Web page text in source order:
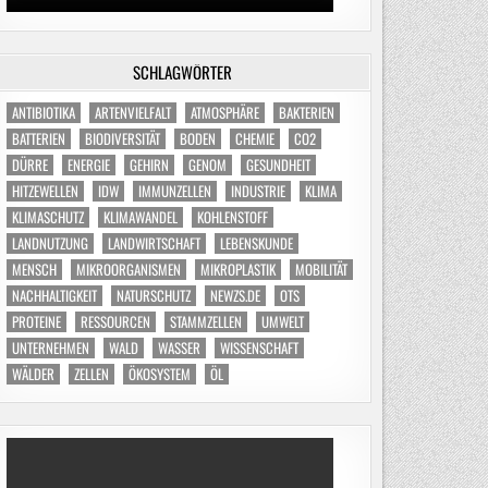
SCHLAGWÖRTER
ANTIBIOTIKA ARTENVIELFALT ATMOSPHÄRE
BAKTERIEN
BATTERIEN
BIODIVERSITÄT BODEN CHEMIE
CO2
DÜRRE
ENERGIE GEHIRN GENOM
GESUNDHEIT
HITZEWELLEN
IDW IMMUNZELLEN INDUSTRIE
KLIMA
KLIMASCHUTZ
KLIMAWANDEL
KOHLENSTOFF
LANDNUTZUNG
LANDWIRTSCHAFT
LEBENSKUNDE
MENSCH
MIKROORGANISMEN MIKROPLASTIK
MOBILITÄT
NACHHALTIGKEIT
NATURSCHUTZ NEWZS.DE
OTS
PROTEINE
RESSOURCEN STAMMZELLEN
UMWELT
UNTERNEHMEN
WALD WASSER
WISSENSCHAFT
WÄLDER
ZELLEN ÖKOSYSTEM ÖL